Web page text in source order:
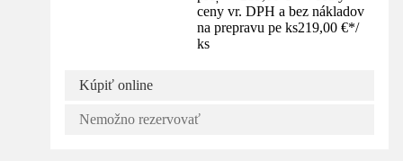
ceny vr. DPH a bez nákladov
na prepravu pe ks219,00 €*/
ks
Kúpiť online
Nemožno rezervovať